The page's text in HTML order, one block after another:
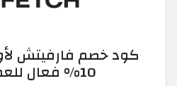
كود خصم فارفيتش
10% فعال للعملاء الجدد